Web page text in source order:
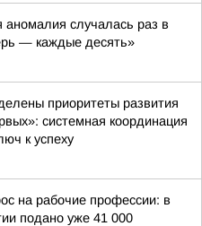
аномалия случалась раз в
— каждые десять»
приоритеты развития
системная координация
к успеху
на рабочие профессии: в
подано уже 41 000